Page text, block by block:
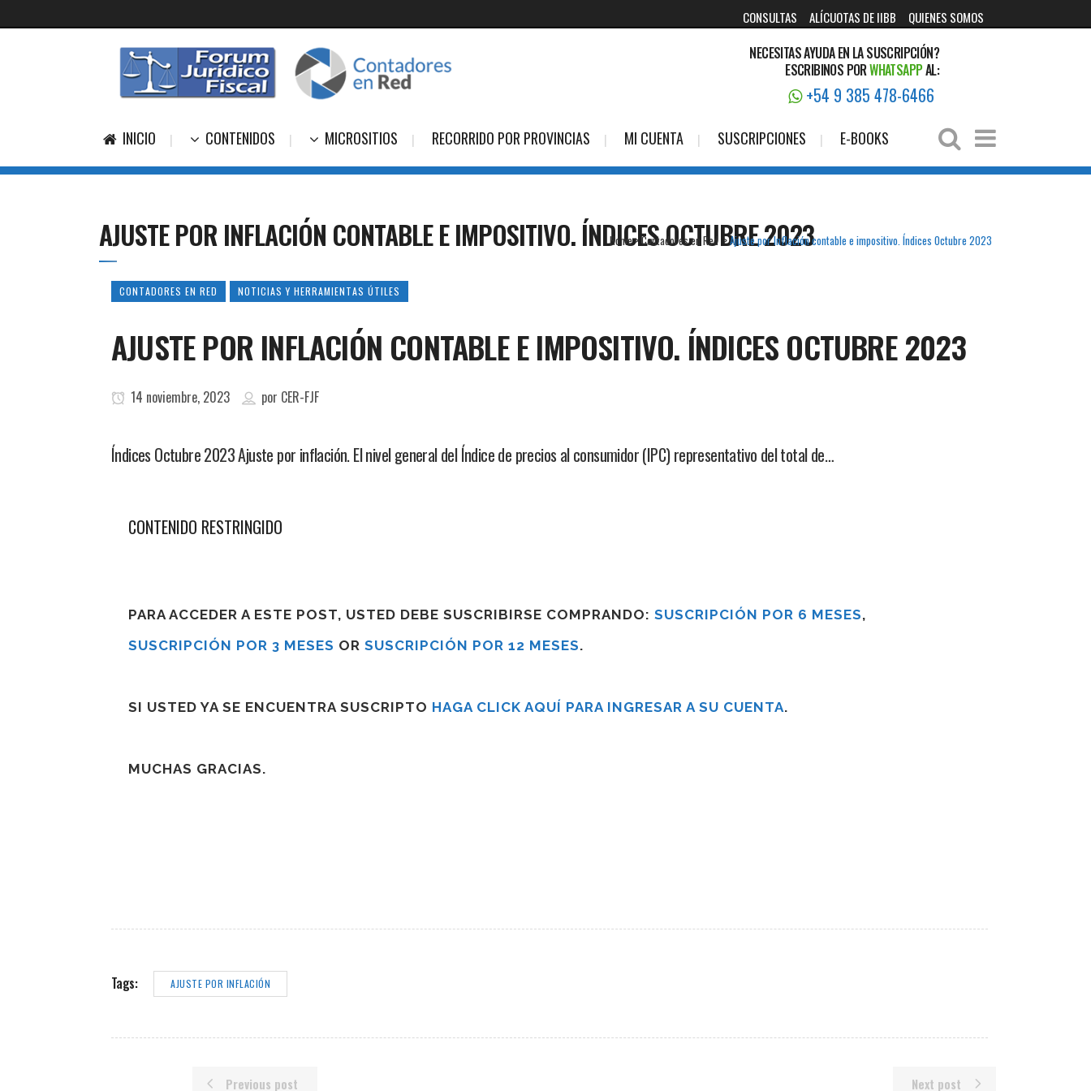
CONSULTAS ALÍCUOTAS DE IIBB QUIENES SOMOS
NECESITAS AYUDA EN LA SUSCRIPCIÓN?
ESCRIBINOS PORWHATSAPPAL:
+54 9 385 478-6466
INICIO CONTENIDOS MICROSITIOS RECORRIDO POR PROVINCIAS MI CUENTA SUSCRIPCIONES E-BOOKS
AJUSTE POR INFLACIÓN CONTABLE E IMPOSITIVO. ÍNDICES OCTUBRE 2023
Home> Contadores en Red >Ajuste por Inflación contable e impositivo. Índices Octubre 2023
CONTADORES EN RED NOTICIAS Y HERRAMIENTAS ÚTILES
AJUSTE POR INFLACIÓN CONTABLE E IMPOSITIVO. ÍNDICES OCTUBRE 2023
14 noviembre, 2023 por CER-FJF
Índices Octubre 2023 Ajuste por inflación. El nivel general del Índice de precios al consumidor (IPC) representativo del total de…
CONTENIDO RESTRINGIDO
PARA ACCEDER A ESTE POST, USTED DEBE SUSCRIBIRSE COMPRANDO: SUSCRIPCIÓN POR 6 MESES,
SUSCRIPCIÓN POR 3 MESES OR SUSCRIPCIÓN POR 12 MESES.
SI USTED YA SE ENCUENTRA SUSCRIPTO HAGA CLICK AQUÍ PARA INGRESAR A SU CUENTA.
MUCHAS GRACIAS.
Tags: AJUSTE POR INFLACIÓN
Previous post Next post